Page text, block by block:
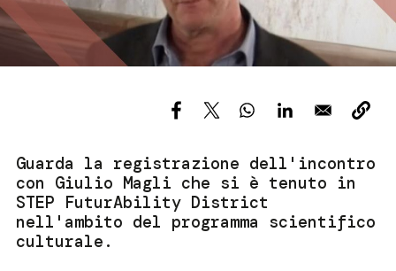
Guarda la registrazione dell'incontro
con Giulio Magli che si è tenuto in
STEP FuturAbility District
nell'ambito del programma scientifico
culturale.